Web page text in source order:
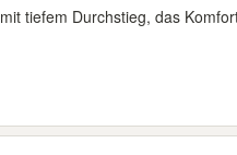
tiefem Durchstieg, das